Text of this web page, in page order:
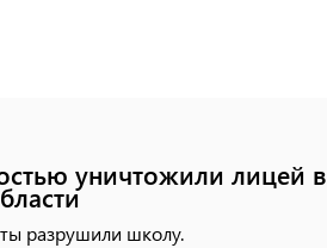
уничтожили лицей в
разрушили школу.